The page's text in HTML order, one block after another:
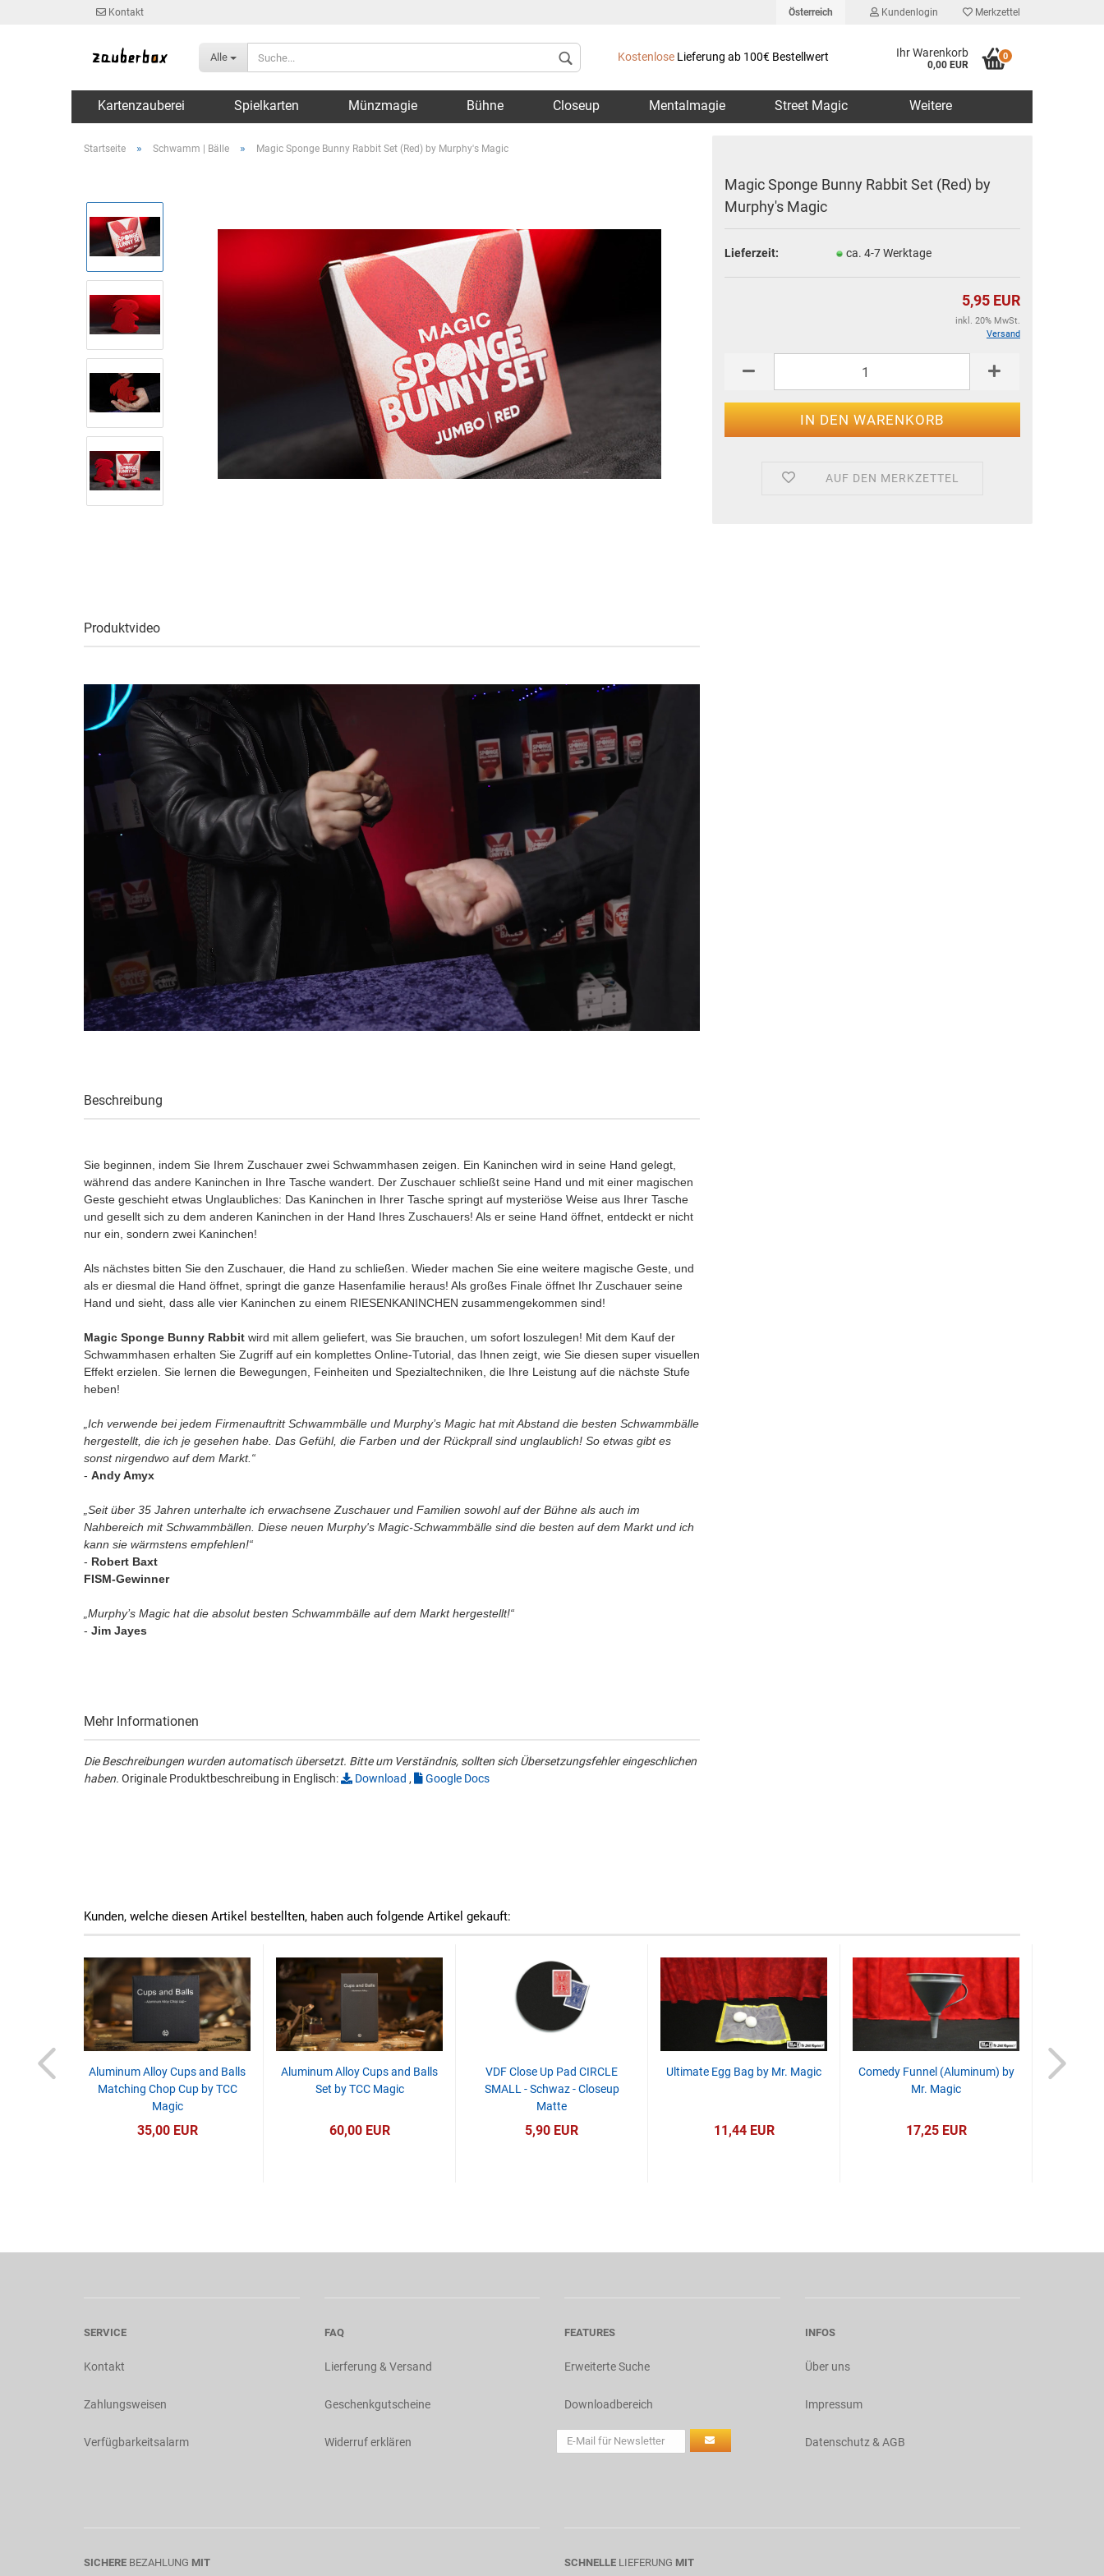
Kontakt Österreich
Lieferland
Kundenlogin Merkzettel
Alle Kostenlose Lieferung ab 100€ Bestellwert Ihr Warenkorb
0,00 EUR
0
Kartenzauberei Spielkarten Münzmagie Bühne Closeup Mentalmagie Street Magic Weitere
Startseite » Schwamm | Bälle » Magic Sponge Bunny Rabbit Set (Red) by Murphy's Magic
Magic Sponge Bunny Rabbit Set (Red) by
Murphy's Magic
Lieferzeit: ca. 4-7 Werktage
5,95 EUR
inkl. 20% MwSt.
Versand
AUF DEN MERKZETTEL
Produktvideo
Beschreibung
Sie beginnen, indem Sie Ihrem Zuschauer zwei Schwammhasen zeigen. Ein Kaninchen wird in seine Hand gelegt,
während das andere Kaninchen in Ihre Tasche wandert. Der Zuschauer schließt seine Hand und mit einer magischen
Geste geschieht etwas Unglaubliches: Das Kaninchen in Ihrer Tasche springt auf mysteriöse Weise aus Ihrer Tasche
und gesellt sich zu dem anderen Kaninchen in der Hand Ihres Zuschauers! Als er seine Hand öffnet, entdeckt er nicht
nur ein, sondern zwei Kaninchen!
Als nächstes bitten Sie den Zuschauer, die Hand zu schließen. Wieder machen Sie eine weitere magische Geste, und
als er diesmal die Hand öffnet, springt die ganze Hasenfamilie heraus! Als großes Finale öffnet Ihr Zuschauer seine
Hand und sieht, dass alle vier Kaninchen zu einem RIESENKANINCHEN zusammengekommen sind!
Magic Sponge Bunny Rabbit wird mit allem geliefert, was Sie brauchen, um sofort loszulegen! Mit dem Kauf der
Schwammhasen erhalten Sie Zugriff auf ein komplettes Online-Tutorial, das Ihnen zeigt, wie Sie diesen super visuellen
Effekt erzielen. Sie lernen die Bewegungen, Feinheiten und Spezialtechniken, die Ihre Leistung auf die nächste Stufe
heben!
„Ich verwende bei jedem Firmenauftritt Schwammbälle und Murphy’s Magic hat mit Abstand die besten Schwammbälle
hergestellt, die ich je gesehen habe. Das Gefühl, die Farben und der Rückprall sind unglaublich! So etwas gibt es
sonst nirgendwo auf dem Markt.“
- Andy Amyx
„Seit über 35 Jahren unterhalte ich erwachsene Zuschauer und Familien sowohl auf der Bühne als auch im
Nahbereich mit Schwammbällen. Diese neuen Murphy's Magic-Schwammbälle sind die besten auf dem Markt und ich
kann sie wärmstens empfehlen!“
- Robert Baxt
FISM-Gewinner
„Murphy’s Magic hat die absolut besten Schwammbälle auf dem Markt hergestellt!“
- Jim Jayes
Mehr Informationen
Die Beschreibungen wurden automatisch übersetzt. Bitte um Verständnis, sollten sich Übersetzungsfehler eingeschlichen
haben. Originale Produktbeschreibung in Englisch: Download , Google Docs
Kunden, welche diesen Artikel bestellten, haben auch folgende Artikel gekauft:
- Medium
Aluminum Alloy Cups and Balls
Matching Chop Cup by TCC
Magic
35,00 EUR
Aluminum Alloy Cups and Balls
Set by TCC Magic
60,00 EUR
VDF Close Up Pad CIRCLE
SMALL - Schwaz - Closeup
Matte
5,90 EUR
Ultimate Egg Bag by Mr. Magic
11,44 EUR
Comedy Funnel (Aluminum) by
Mr. Magic
17,25 EUR
Perfect
SERVICE
Kontakt
Zahlungsweisen
Verfügbarkeitsalarm
FAQ
Lierferung & Versand
Geschenkgutscheine
Widerruf erklären
FEATURES
Erweiterte Suche
Downloadbereich
INFOS
Über uns
Impressum
Datenschutz & AGB
SICHERE BEZAHLUNG MIT SCHNELLE LIEFERUNG MIT